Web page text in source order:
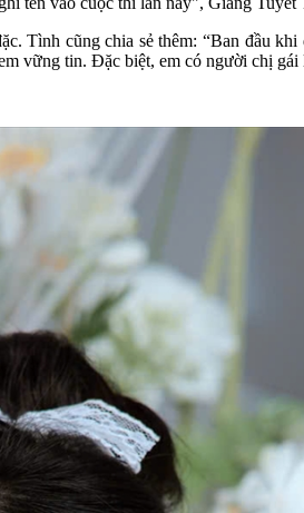
Tình cũng chia sẻ thêm: “Ban đầu
vững tin. Đặc biệt, em có người chị gái